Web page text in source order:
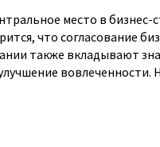
место в
что согласование
также вкладывают